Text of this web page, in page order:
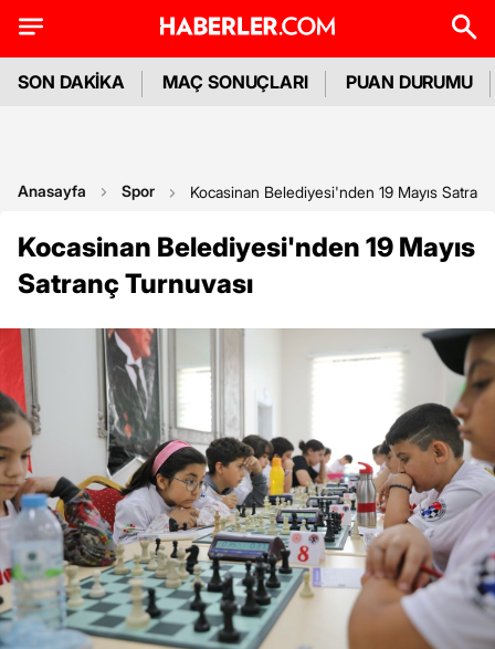
SON DAKİKA MAÇ SONUÇLARI PUAN DURUMU
Anasayfa Spor Kocasinan Belediyesi'nden 19 Mayıs
Kocasinan Belediyesi'nden 19 Mayıs
Satranç Turnuvası